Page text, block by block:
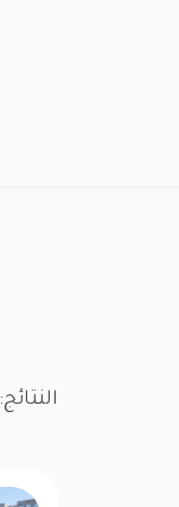
النتائج: